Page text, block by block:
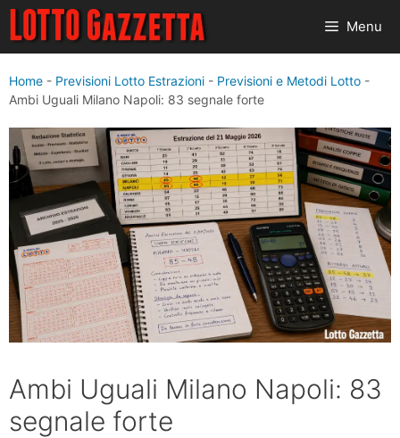
Vai
contenuto
Menu
Home - Previsioni Lotto Estrazioni - Previsioni e Metodi Lotto -
Ambi Uguali Milano Napoli: 83 segnale forte
Ambi Uguali Milano Napoli: 83
segnale forte